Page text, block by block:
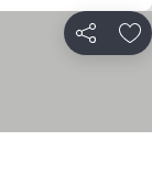
Compartir